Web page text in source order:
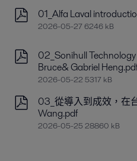
01_Alfa Laval
2026-05-27 6246 kB
02_Sonihull
Bruce& Gabriel
2026-05-22 5317 kB
03_從導入到成效，在
Wang.pdf
2026-05-25 28860 kB